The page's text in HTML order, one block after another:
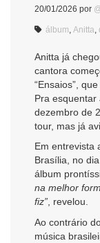
20/01/2026 por
álbum Anitta
Anitta já
cantora
“Ensaios”,
Pra esquentar
dezembro de
tour, mas já
Em entrevista
Brasília, no
álbum
na melhor
fiz” , revelou.
Ao contrário
música